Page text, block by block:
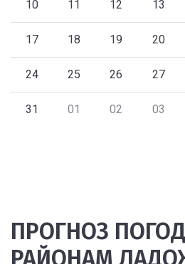
10 11 12 13
17 18 19 20
24 25 26 27
31 01 02 03
ПРОГНОЗ
РАЙОНАМ